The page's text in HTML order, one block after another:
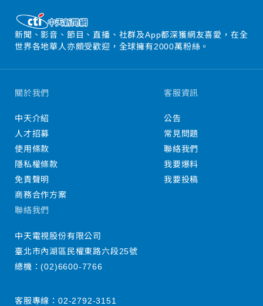
新聞、影音、節目、直播、社群及App都深獲網友喜愛，在全
世界各地華人亦頗受歡迎，全球擁有2000萬粉絲。
關於我們
中天介紹
人才招募
使用條款
隱私權條款
免責聲明
商務合作方案
客服資訊
公告
常見問題
聯絡我們
我要爆料
我要投稿
聯絡我們
中天電視股份有限公司
臺北市內湖區民權東路六段25號
總機：(02)6600-7766
客服專線： 02-2792-3151